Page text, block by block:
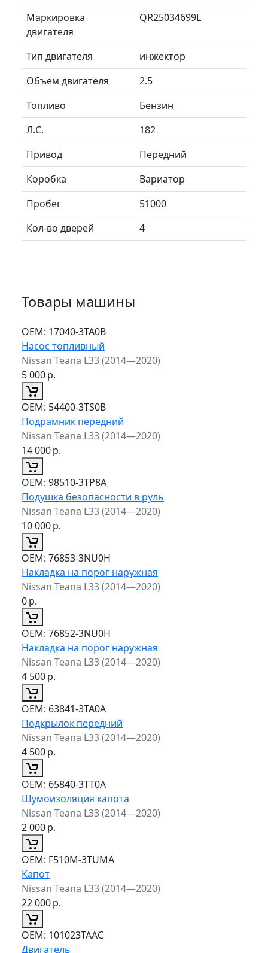
Маркировка
двигателя
QR25034699L
Тип двигателя
инжектор
Объем двигателя
2.5
Топливо
Бензин
Л.C.
182
Привод
Передний
Коробка
Вариатор
Пробег
51000
Кол-во дверей
4
Товары машины
ОЕМ: 17040-3TA0B
Насос топливный
Nissan Teana L33 (2014—2020)
5 000р.
ОЕМ: 54400-3TS0B
Подрамник передний
Nissan Teana L33 (2014—2020)
14 000р.
ОЕМ: 98510-3TP8A
Подушка безопасности в руль
Nissan Teana L33 (2014—2020)
10 000р.
ОЕМ: 76853-3NU0H
Накладка на порог наружная
Nissan Teana L33 (2014—2020)
0р.
ОЕМ: 76852-3NU0H
Накладка на порог наружная
Nissan Teana L33 (2014—2020)
4 500р.
ОЕМ: 63841-3TA0A
Подкрылок передний
Nissan Teana L33 (2014—2020)
4 500р.
ОЕМ: 65840-3TT0A
Шумоизоляция капота
Nissan Teana L33 (2014—2020)
2 000р.
ОЕМ: F510M-3TUMA
Капот
Nissan Teana L33 (2014—2020)
22 000р.
ОЕМ: 101023TAAC
Двигатель